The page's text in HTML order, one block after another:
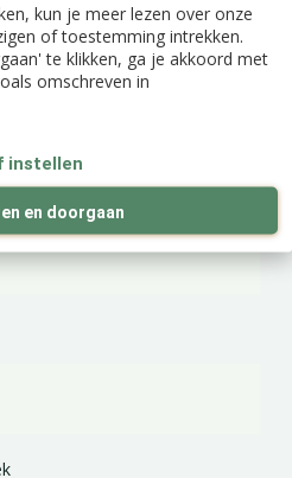
kun je meer lezen over onze
of toestemming intrekken.
te klikken, ga je akkoord met
omschreven in
instellen
en doorgaan